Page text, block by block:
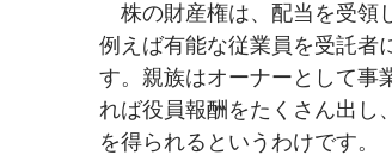
株の財産権は、配当を受領
例えば有能な従業員を受託者
す。親族はオーナーとして事
れば役員報酬をたくさん出し
を得られるというわけです。